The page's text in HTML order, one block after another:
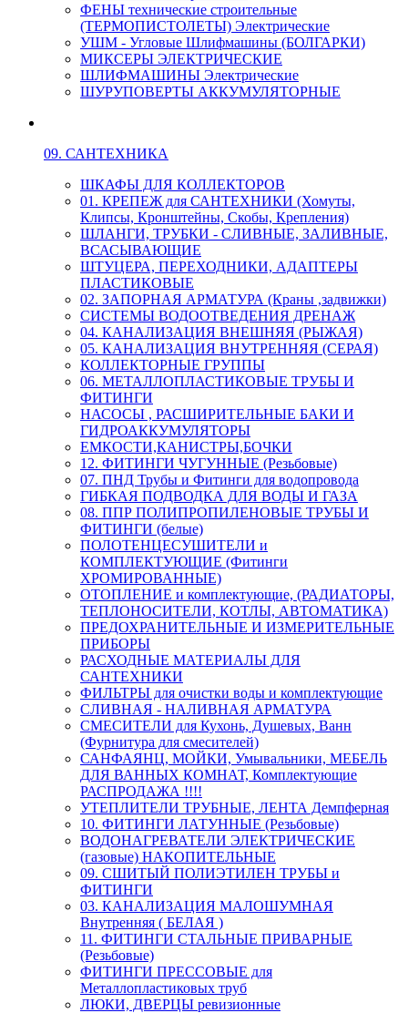
ФЕНЫ технические строительные
(ТЕРМОПИСТОЛЕТЫ) Электрические
УШМ - Угловые Шлифмашины (БОЛГАРКИ)
МИКСЕРЫ ЭЛЕКТРИЧЕСКИЕ
ШЛИФМАШИНЫ Электрические
ШУРУПОВЕРТЫ АККУМУЛЯТОРНЫЕ
09. САНТЕХНИКА
ШКАФЫ ДЛЯ КОЛЛЕКТОРОВ
01. КРЕПЕЖ для САНТЕХНИКИ (Хомуты,
Клипсы, Кронштейны, Скобы, Крепления)
ШЛАНГИ, ТРУБКИ - СЛИВНЫЕ, ЗАЛИВНЫЕ,
ВСАСЫВАЮЩИЕ
ШТУЦЕРА, ПЕРЕХОДНИКИ, АДАПТЕРЫ
ПЛАСТИКОВЫЕ
02. ЗАПОРНАЯ АРМАТУРА (Краны ,задвижки)
СИСТЕМЫ ВОДООТВЕДЕНИЯ ДРЕНАЖ
04. КАНАЛИЗАЦИЯ ВНЕШНЯЯ (РЫЖАЯ)
05. КАНАЛИЗАЦИЯ ВНУТРЕННЯЯ (СЕРАЯ)
КОЛЛЕКТОРНЫЕ ГРУППЫ
06. МЕТАЛЛОПЛАСТИКОВЫЕ ТРУБЫ И
ФИТИНГИ
НАСОСЫ , РАСШИРИТЕЛЬНЫЕ БАКИ И
ГИДРОАККУМУЛЯТОРЫ
ЕМКОСТИ,КАНИСТРЫ,БОЧКИ
12. ФИТИНГИ ЧУГУННЫЕ (Резьбовые)
07. ПНД Трубы и Фитинги для водопровода
ГИБКАЯ ПОДВОДКА ДЛЯ ВОДЫ И ГАЗА
08. ППР ПОЛИПРОПИЛЕНОВЫЕ ТРУБЫ И
ФИТИНГИ (белые)
ПОЛОТЕНЦЕСУШИТЕЛИ и
КОМПЛЕКТУЮЩИЕ (Фитинги
ХРОМИРОВАННЫЕ)
ОТОПЛЕНИЕ и комплектующие, (РАДИАТОРЫ,
ТЕПЛОНОСИТЕЛИ, КОТЛЫ, АВТОМАТИКА)
ПРЕДОХРАНИТЕЛЬНЫЕ И ИЗМЕРИТЕЛЬНЫЕ
ПРИБОРЫ
РАСХОДНЫЕ МАТЕРИАЛЫ ДЛЯ
САНТЕХНИКИ
ФИЛЬТРЫ для очистки воды и комплектующие
СЛИВНАЯ - НАЛИВНАЯ АРМАТУРА
СМЕСИТЕЛИ для Кухонь, Душевых, Ванн
(Фурнитура для смесителей)
САНФАЯНЦ, МОЙКИ, Умывальники, МЕБЕЛЬ
ДЛЯ ВАННЫХ КОМНАТ, Комплектующие
РАСПРОДАЖА !!!!
УТЕПЛИТЕЛИ ТРУБНЫЕ, ЛЕНТА Демпферная
10. ФИТИНГИ ЛАТУННЫЕ (Резьбовые)
ВОДОНАГРЕВАТЕЛИ ЭЛЕКТРИЧЕСКИЕ
(газовые) НАКОПИТЕЛЬНЫЕ
09. СШИТЫЙ ПОЛИЭТИЛЕН ТРУБЫ и
ФИТИНГИ
03. КАНАЛИЗАЦИЯ МАЛОШУМНАЯ
Внутренняя ( БЕЛАЯ )
11. ФИТИНГИ СТАЛЬНЫЕ ПРИВАРНЫЕ
(Резьбовые)
ФИТИНГИ ПРЕССОВЫЕ для
Металлопластиковых труб
ЛЮКИ, ДВЕРЦЫ ревизионные